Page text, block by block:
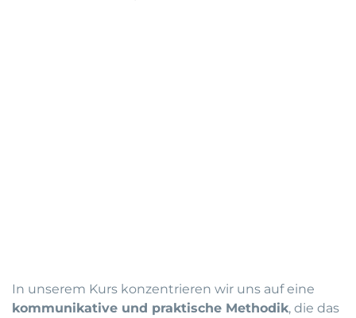
In unserem Kurs konzentrieren wir uns auf eine
kommunikative und praktische Methodik, die das